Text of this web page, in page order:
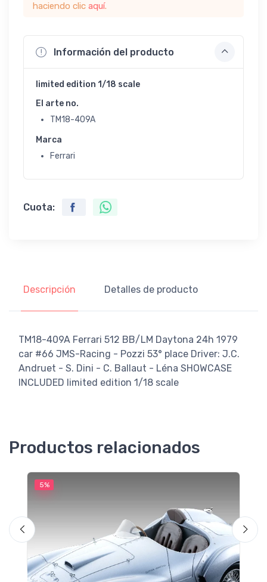
haciendo clic aquí.
Información del producto
limited edition 1/18 scale
El arte no.
TM18-409A
Marca
Ferrari
Cuota:
Descripción Detalles de producto
TM18-409A Ferrari 512 BB/LM Daytona 24h 1979
car #66 JMS-Racing - Pozzi 53° place Driver: J.C.
Andruet - S. Dini - C. Ballaut - Léna SHOWCASE
INCLUDED limited edition 1/18 scale
Productos relacionados
5%